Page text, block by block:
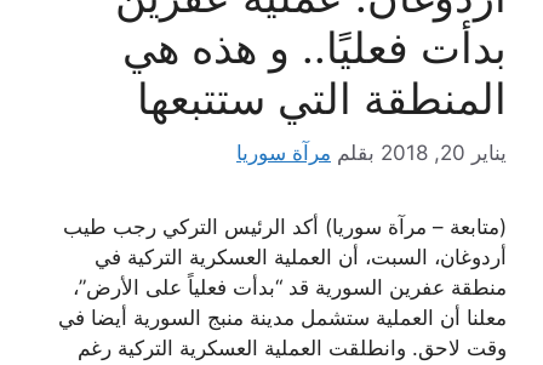
بدأت فعليًا.. و هذه هي
المنطقة التي ستتبعها
يناير 20, 2018 بقلم مرآة سوريا
(متابعة – مرآة سوريا) أكد الرئيس التركي رجب طيب
أردوغان، السبت، أن العملية العسكرية التركية في
منطقة عفرين السورية قد “بدأت فعلياً على الأرض”،
معلنا أن العملية ستشمل مدينة منبج السورية أيضا في
وقت لاحق. وانطلقت العملية العسكرية التركية رغم